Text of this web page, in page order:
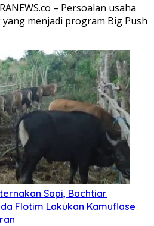
– Persoalan usaha
menjadi program Big Push
Sapi, Bachtiar
Flotim Lakukan Kamuflase